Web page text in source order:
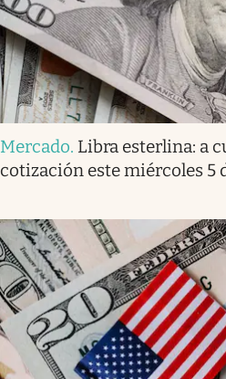
Mercado. Libra esterlina: a
cotización este miércoles 5